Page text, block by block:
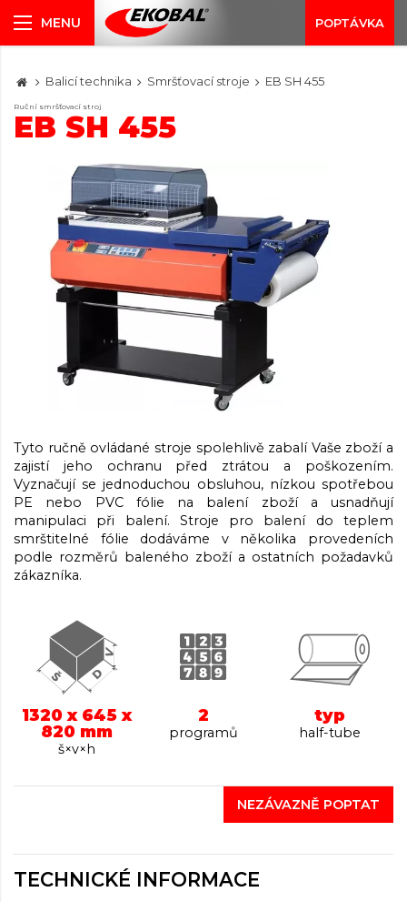
POPTÁVKA
Balicí technika Smršťovací stroje EB SH 455
Ruční smršťovací stroj
EB SH 455
Tyto ručně ovládané stroje spolehlivě zabalí Vaše zboží a
zajistí jeho ochranu před ztrátou a poškozením.
Vyznačují se jednoduchou obsluhou, nízkou spotřebou
PE nebo PVC fólie na balení zboží a usnadňují
manipulaci při balení. Stroje pro balení do teplem
smrštitelné fólie dodáváme v několika provedeních
podle rozměrů baleného zboží a ostatních požadavků
zákazníka.
1320 x 645 x
820 mm
š×v×h
2
programů
typ
half-tube
NEZÁVAZNĚ POPTAT
TECHNICKÉ INFORMACE